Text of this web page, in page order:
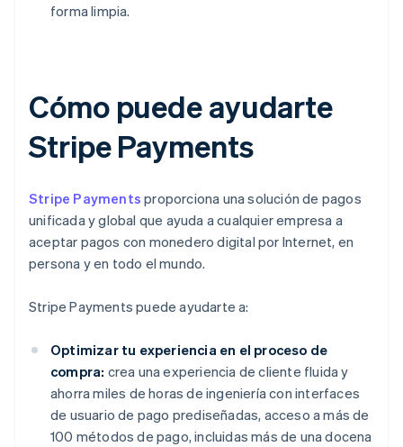
forma limpia.
Cómo puede ayudarte
Stripe Payments
Stripe Payments proporciona una solución de pagos
unificada y global que ayuda a cualquier empresa a
aceptar pagos con monedero digital por Internet, en
persona y en todo el mundo.
Stripe Payments puede ayudarte a:
Optimizar tu experiencia en el proceso de
compra: crea una experiencia de cliente fluida y
ahorra miles de horas de ingeniería con interfaces
de usuario de pago prediseñadas, acceso a más de
100 métodos de pago, incluidas más de una docena